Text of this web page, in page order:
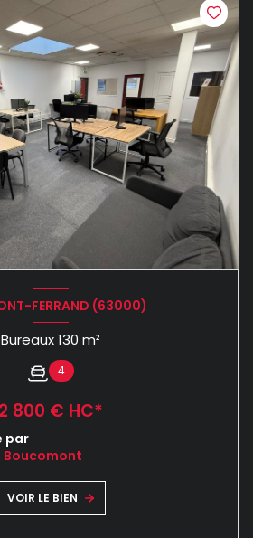
FERRAND (63000)
Bureaux 130 m²
4
2 800 € HC*
par
Boucomont
VOIR LE BIEN